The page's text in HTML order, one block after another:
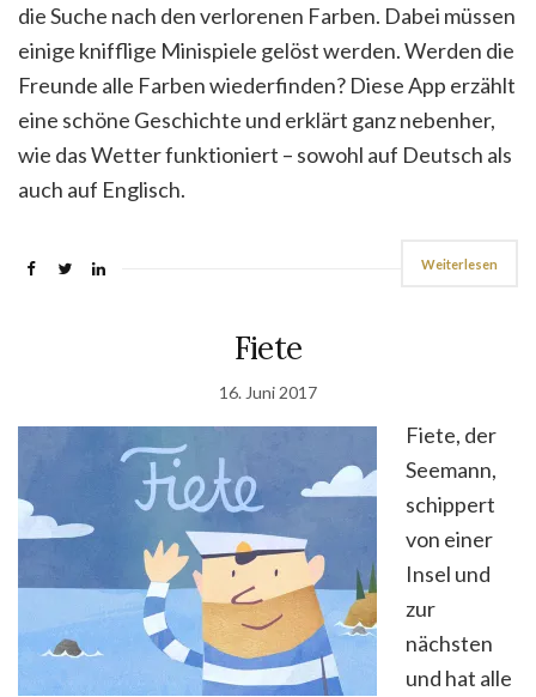
die Suche nach den verlorenen Farben. Dabei müssen
einige knifflige Minispiele gelöst werden. Werden die
Freunde alle Farben wiederfinden? Diese App erzählt
eine schöne Geschichte und erklärt ganz nebenher,
wie das Wetter funktioniert – sowohl auf Deutsch als
auch auf Englisch.
Weiterlesen
Fiete
16. Juni 2017
Fiete, der
Seemann,
schippert
von einer
Insel und
zur
nächsten
und hat alle